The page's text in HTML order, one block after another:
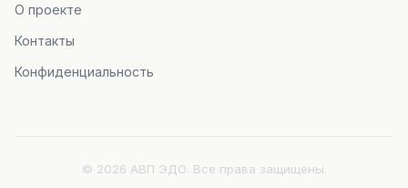
О проекте
Контакты
Конфиденциальность
© 2026 АВП ЭДО. Все права защищены.